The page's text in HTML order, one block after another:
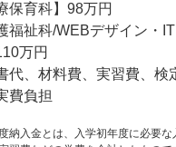
保育科】98万円
福祉科/WEBデザイン・
万円
代、材料費、実習費、検
費負担
納入金とは、入学初年度に必要な